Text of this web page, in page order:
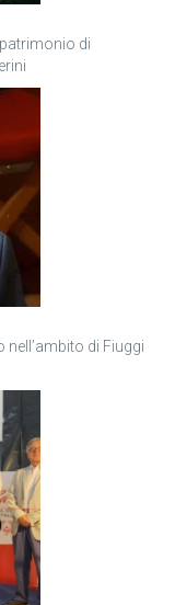
patrimonio di
nell’ambito di Fiuggi